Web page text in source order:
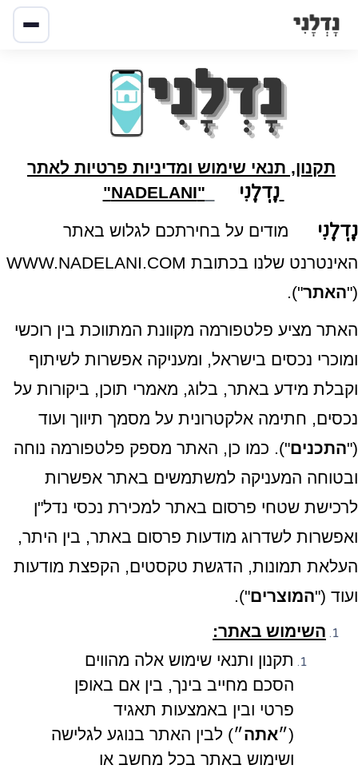
תקנון, תנאי שימוש ומדיניות פרטיות לאתר
נָדְלָנִי "NADELANI"
נָדְלָנִי
מודים על בחירתכם לגלוש באתר
האינטרנט שלנו בכתובת WWW.NADELANI.COM
("האתר").
האתר מציע פלטפורמה מקוונת המתווכת בין רוכשי
ומוכרי נכסים בישראל, ומעניקה אפשרות לשיתוף
וקבלת מידע באתר, בלוג, מאמרי תוכן, ביקורות על
נכסים, חתימה אלקטרונית על מסמך תיווך ועוד
("התכנים"). כמו כן, האתר מספק פלטפורמה נוחה
ובטוחה המעניקה למשתמשים באתר אפשרות
לרכישת שטחי פרסום באתר למכירת נכסי נדל"ן
ואפשרות לשדרוג מודעות פרסום באתר, בין היתר,
העלאת תמונות, הדגשת טקסטים, הקפצת מודעות
ועוד ("המוצרים").
השימוש באתר:
תקנון ותנאי שימוש אלה מהווים
הסכם מחייב בינך, בין אם באופן
פרטי ובין באמצעות תאגיד
(״אתה״) לבין האתר בנוגע לגלישה
ושימוש באתר בכל מחשב או